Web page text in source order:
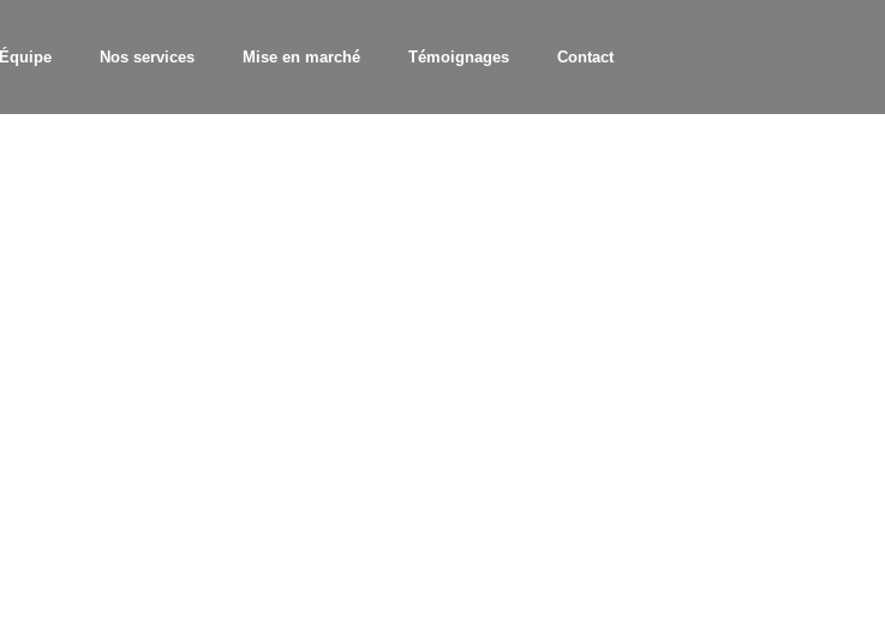
Équipe Nos services Mise en marché Témoignages Contact